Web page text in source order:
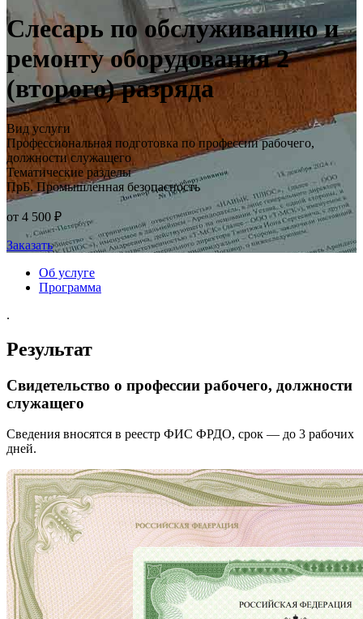
Слесарь по обслуживанию и
ремонту оборудования 2
(второго) разряда
Вид услуги
Профессиональная подготовка по профессии рабочего,
должности служащего
Тематические разделы
ПрБ. Промышленная безопасность
от 4 500 ₽
Заказать
Об услуге
Программа
.
Результат
Свидетельство о профессии рабочего, должности
служащего
Сведения вносятся в реестр ФИС ФРДО, срок — до 3 рабочих
дней.